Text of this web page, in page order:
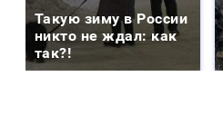
Такую зиму в России
никто не ждал: как
так?!